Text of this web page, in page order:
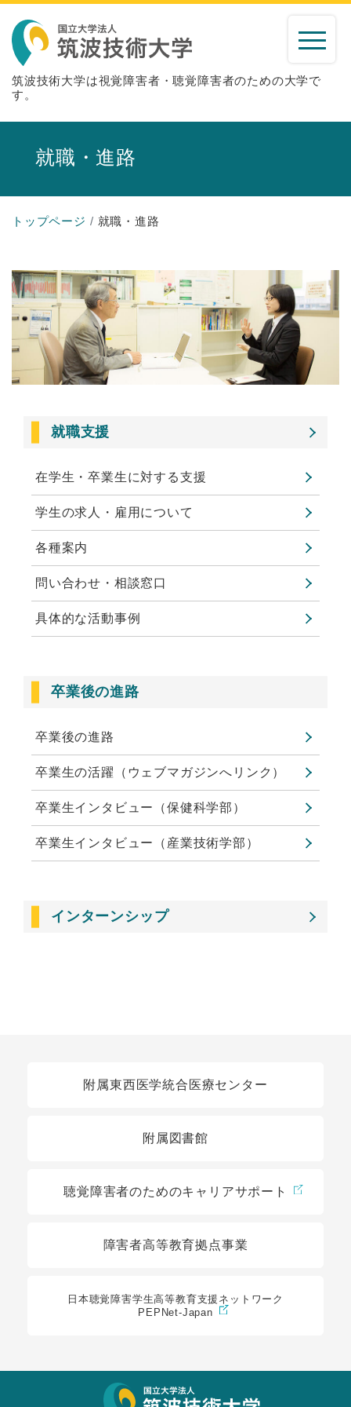
筑波技術大学は視覚障害者・聴覚障害者のための大学で
す。
就職・進路
トップページ 就職・進路
就職支援
在学生・卒業生に対する支援
学生の求人・雇用について
各種案内
問い合わせ・相談窓口
具体的な活動事例
卒業後の進路
卒業後の進路
卒業生の活躍（ウェブマガジンへリンク）
卒業生インタビュー（保健科学部）
卒業生インタビュー（産業技術学部）
インターンシップ
附属東西医学統合医療センター
附属図書館
聴覚障害者のためのキャリアサポート
障害者高等教育拠点事業
日本聴覚障害学生高等教育支援ネットワーク
PEPNet-Japan